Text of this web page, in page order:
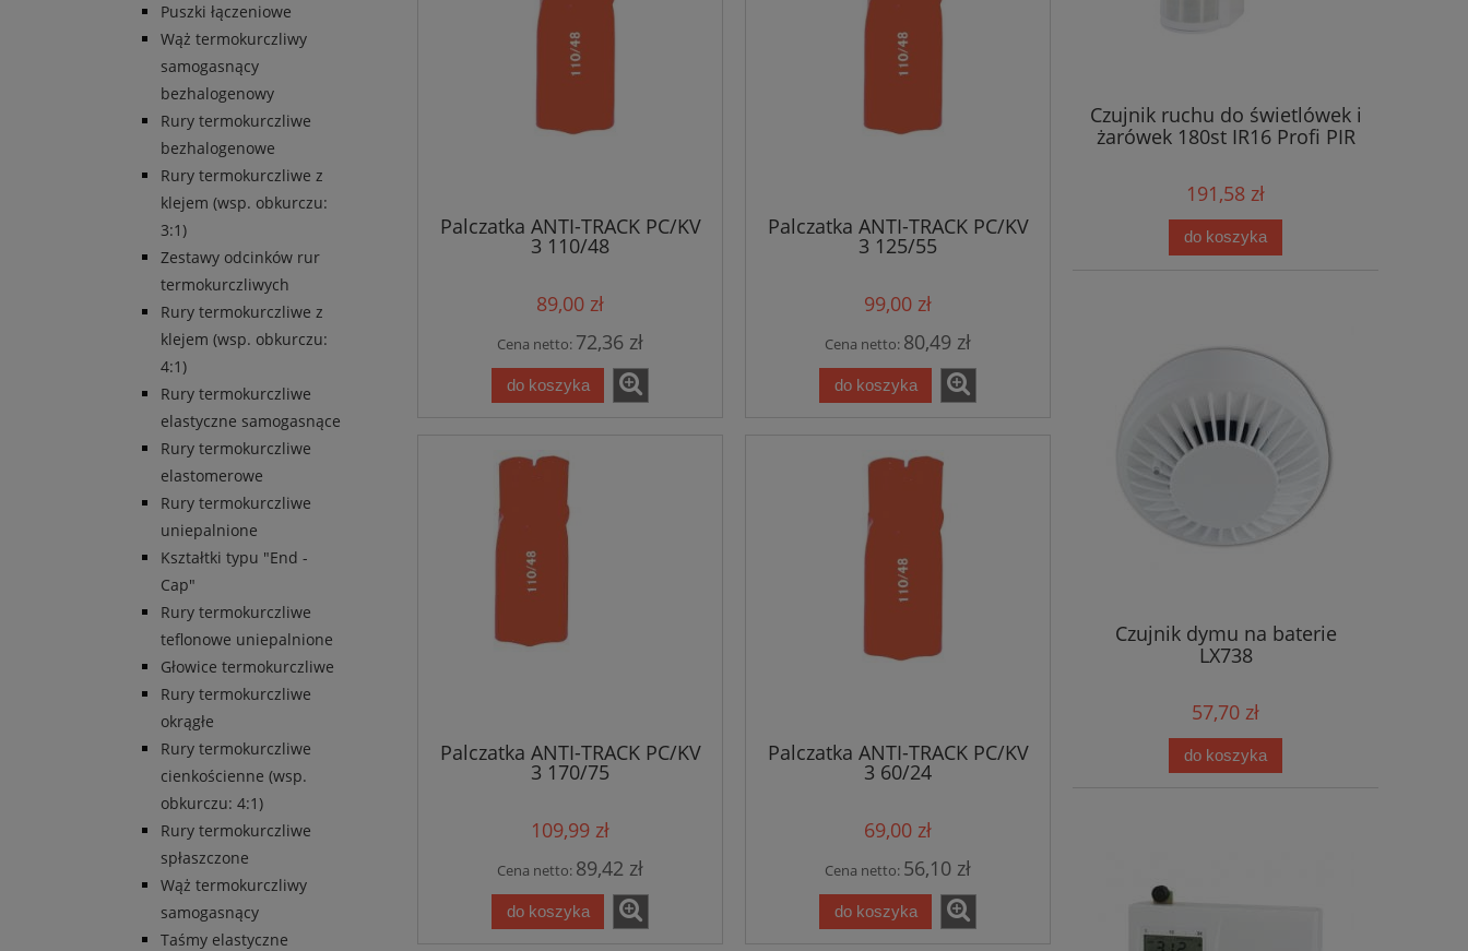
Puszki łączeniowe
Wąż termokurczliwy
samogasnący
bezhalogenowy
Rury termokurczliwe
bezhalogenowe
Rury termokurczliwe z
klejem (wsp. obkurczu:
3:1)
Zestawy odcinków rur
termokurczliwych
Rury termokurczliwe z
klejem (wsp. obkurczu:
4:1)
Rury termokurczliwe
elastyczne samogasnące
Rury termokurczliwe
elastomerowe
Rury termokurczliwe
uniepalnione
Kształtki typu "End -
Cap"
Rury termokurczliwe
teflonowe uniepalnione
Głowice termokurczliwe
Rury termokurczliwe
okrągłe
Rury termokurczliwe
cienkościenne (wsp.
obkurczu: 4:1)
Rury termokurczliwe
spłaszczone
Wąż termokurczliwy
samogasnący
Taśmy elastyczne
Palczatka ANTI-TRACK PC/KV
3 110/48
89,00 zł
Cena netto: 72,36 zł
do koszyka
Palczatka ANTI-TRACK PC/KV
3 125/55
99,00 zł
Cena netto: 80,49 zł
do koszyka
Palczatka ANTI-TRACK PC/KV
3 170/75
109,99 zł
Cena netto: 89,42 zł
do koszyka
Palczatka ANTI-TRACK PC/KV
3 60/24
69,00 zł
Cena netto: 56,10 zł
do koszyka
Czujnik ruchu do świetlówek i
żarówek 180st IR16 Profi PIR
191,58 zł
do koszyka
Czujnik dymu na baterie
LX738
57,70 zł
do koszyka